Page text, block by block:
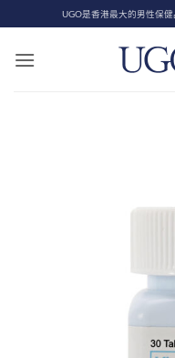
to
content
UGO是香港最大的男性保